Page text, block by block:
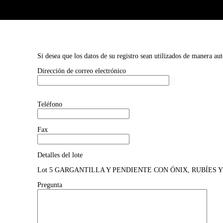
Si desea que los datos de su registro sean utilizados de manera
Dirección de correo electrónico
Teléfono
Fax
Detalles del lote
Lot 5 GARGANTILLA Y PENDIENTE CON ÓNIX, RUBÍES
Pregunta